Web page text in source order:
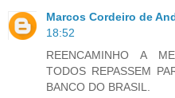
Marcos Cordeiro de
18:52
REENCAMINHO A
TODOS REPASSEM
BANCO DO BRASIL.